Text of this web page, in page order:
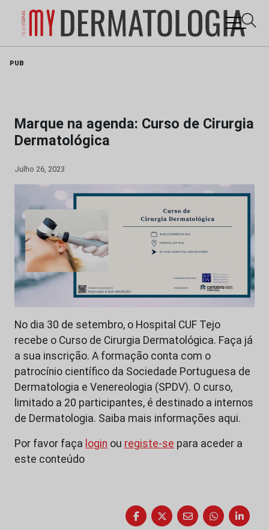
PUB
Marque na agenda: Curso de Cirurgia
Dermatológica
Julho 26, 2023
No dia 30 de setembro, o Hospital CUF Tejo
recebe o Curso de Cirurgia Dermatológica. Faça já
a sua inscrição. A formação conta com o
patrocínio científico da Sociedade Portuguesa de
Dermatologia e Venereologia (SPDV). O curso,
limitado a 20 participantes, é destinado a internos
de Dermatologia. Saiba mais informações aqui.
Por favor faça login ou registe-se para aceder a
este conteúdo